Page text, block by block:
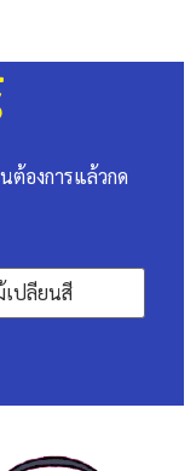
ต้องการแล้วกด